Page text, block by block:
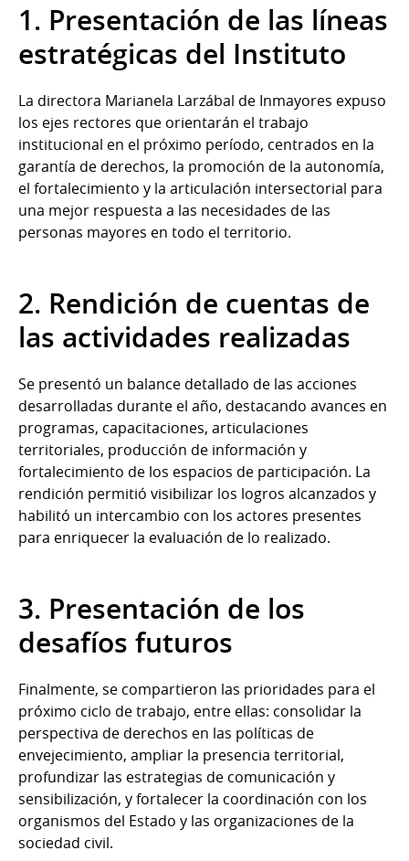
1. Presentación de las líneas
estratégicas del Instituto
La directora Marianela Larzábal de Inmayores expuso
los ejes rectores que orientarán el trabajo
institucional en el próximo período, centrados en la
garantía de derechos, la promoción de la autonomía,
el fortalecimiento y la articulación intersectorial para
una mejor respuesta a las necesidades de las
personas mayores en todo el territorio.
2. Rendición de cuentas de
las actividades realizadas
Se presentó un balance detallado de las acciones
desarrolladas durante el año, destacando avances en
programas, capacitaciones, articulaciones
territoriales, producción de información y
fortalecimiento de los espacios de participación. La
rendición permitió visibilizar los logros alcanzados y
habilitó un intercambio con los actores presentes
para enriquecer la evaluación de lo realizado.
3. Presentación de los
desafíos futuros
Finalmente, se compartieron las prioridades para el
próximo ciclo de trabajo, entre ellas: consolidar la
perspectiva de derechos en las políticas de
envejecimiento, ampliar la presencia territorial,
profundizar las estrategias de comunicación y
sensibilización, y fortalecer la coordinación con los
organismos del Estado y las organizaciones de la
sociedad civil.